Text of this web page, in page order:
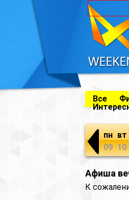
Все
пн
09
вт
10
Афиша
К